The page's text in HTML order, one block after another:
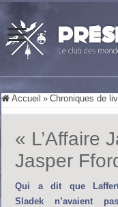
Accueil » Chroniques de
« L’Affaire
Jasper
Qui a dit que
Sladek n’avaient